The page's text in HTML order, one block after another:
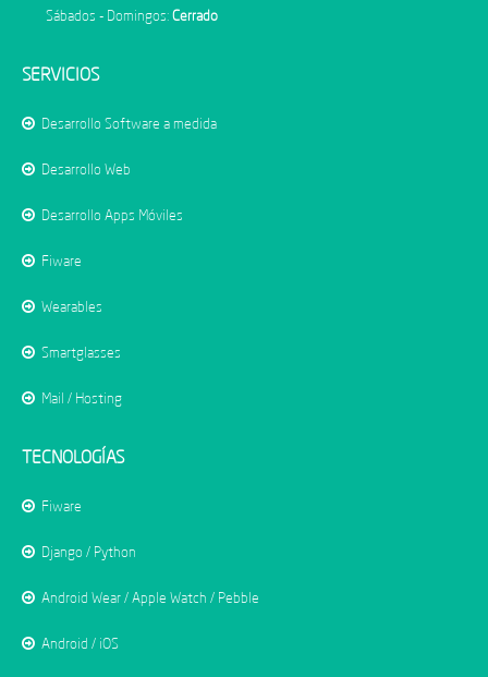
Sábados - Domingos: Cerrado
SERVICIOS
Desarrollo Software a medida
Desarrollo Web
Desarrollo Apps Móviles
Fiware
Wearables
Smartglasses
Mail / Hosting
TECNOLOGÍAS
Fiware
Django / Python
Android Wear / Apple Watch / Pebble
Android / iOS